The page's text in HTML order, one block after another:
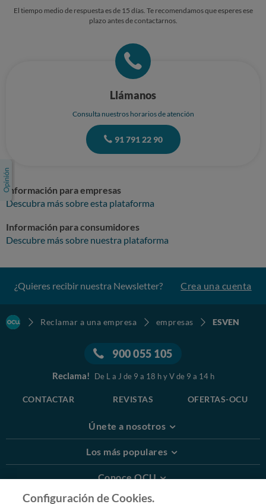
El tiempo medio de respuesta es de 15 días. Te recomendamos que esperes ese
plazo antes de contactarnos.
Llámanos
Consulta nuestros horarios de atención
91 791 22 90
Información para empresas
Descubra más sobre esta plataforma
Información para consumidores
Descubre más sobre nuestra plataforma
¿Quieres recibir nuestra Newsletter? Crea una cuenta
Reclamar a una empresa empresas ESVEN
900 055 105
Reclama! De L a J de 9 a 18 h y V de 9 a 14 h
CONTACTAR REVISTAS OFERTAS-OCU
Únete a nosotros
Los más populares
Conoce OCU
Configuración de Cookies.